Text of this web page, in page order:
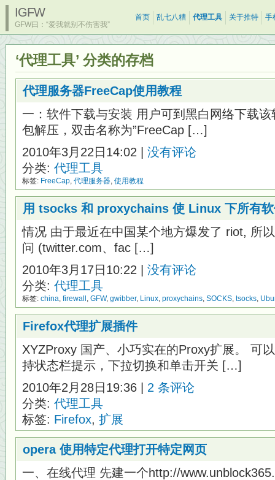
IGFW
GFW曰：“爱我就别不伤害我”
首页 乱七八糟 代理工具 关于推特 手
‘代理工具’ 分类的存档
代理服务器FreeCap使用教程
一：软件下载与安装 用户可到黑白网络下载
包解压，双击名称为”FreeCap […]
2010年3月22日14:02 | 没有评论
分类: 代理工具
标签: FreeCap, 代理服务器, 使用教程
用 tsocks 和 proxychains 使 Linux 下所有软
情况 由于最近在中国某个地方爆发了 riot, 所
问 (twitter.com、fac […]
2010年3月17日10:22 | 没有评论
分类: 代理工具
标签: china, firewall , GFW, gwibber, Linux, proxychains, SOCKS, tsocks,
Firefox代理扩展插件
XYZProxy 国产、小巧实在的Proxy扩展。 可
持状态栏提示，下拉切换和单击开关 […]
2010年2月28日19:36 | 2 条评论
分类: 代理工具
标签: Firefox, 扩展
opera 使用特定代理打开特定网页
一、在线代理 先建一个http://